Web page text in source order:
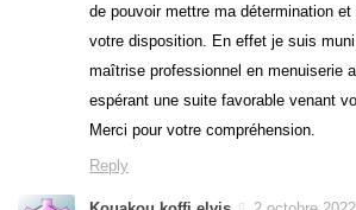
de pouvoir mettre ma détermination
votre disposition. En effet je suis muni
maîtrise professionnel en menuiserie
espérant une suite favorable venant
Merci pour votre compréhension.
Reply